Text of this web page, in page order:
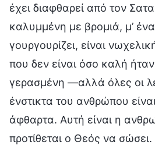
έχει διαφθαρεί από τον
καλυμμένη με βρομιά, μ’
γουργουρίζει, είναι
που δεν είναι όσο καλή
γερασμένη —αλλά όλες οι
ένστικτα του ανθρώπου
άφθαρτα. Αυτή είναι η
προτίθεται ο Θεός να